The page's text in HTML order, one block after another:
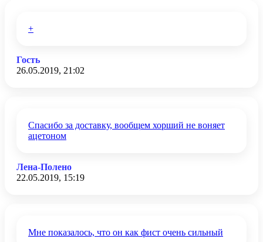
+
Гость
26.05.2019, 21:02
Спасибо за доставку, вообщем хорший не воняет
ацетоном
Лена-Полено
22.05.2019, 15:19
Мне показалось, что он как фист очень сильный